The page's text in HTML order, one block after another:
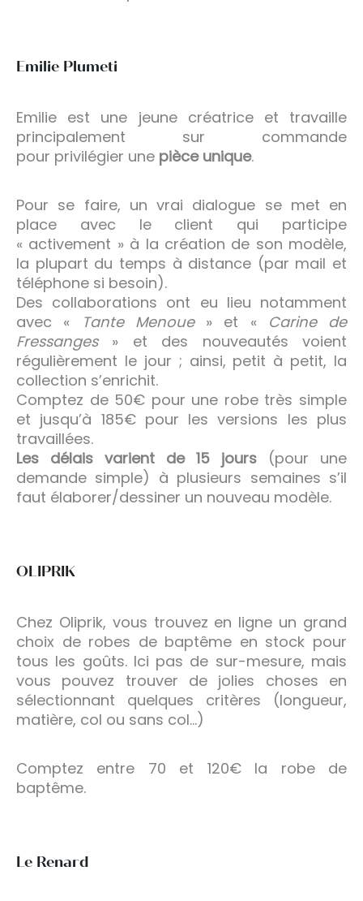
Emilie Plumeti
Emilie est une jeune créatrice et travaille
principalement sur commande
pour privilégier une pièce unique.
Pour se faire, un vrai dialogue se met en
place avec le client qui participe
« activement » à la création de son modèle,
la plupart du temps à distance (par mail et
téléphone si besoin).
Des collaborations ont eu lieu notamment
avec «
Tante Menoue» et « Carine de
Fressanges» et des nouveautés voient
régulièrement le jour ; ainsi, petit à petit, la
collection s’enrichit.
Comptez de 50€ pour une robe très simple
et jusqu’à 185€ pour les versions les plus
travaillées.
Les délais varient de 15 jours (pour une
demande simple) à plusieurs semaines s’il
faut élaborer/dessiner un nouveau modèle.
OLIPRIK
Chez Oliprik, vous trouvez en ligne un grand
choix de robes de baptême en stock pour
tous les goûts. Ici pas de sur-mesure, mais
vous pouvez trouver de jolies choses en
sélectionnant quelques critères (longueur,
matière, col ou sans col…)
Comptez entre 70 et 120€ la robe de
baptême.
Le Renard